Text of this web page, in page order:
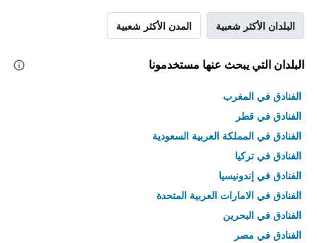
البلدان الأكثر شعبية المدن الأكثر شعبية
البلدان التي يبحث عنها مستخدمونا
الفنادق في المغرب
الفنادق في قطر
الفنادق في المملكة العربية السعودية
الفنادق في تركيا
الفنادق في إندونيسيا
الفنادق في الامارات العربية المتحدة
الفنادق في البحرين
الفنادق في مصر